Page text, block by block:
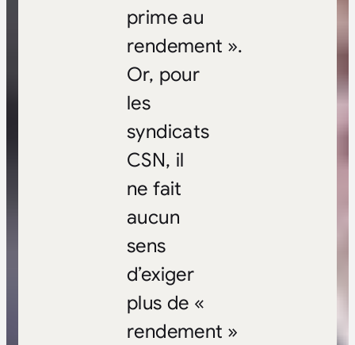
prime au
rendement ».
Or, pour
les
syndicats
CSN, il
ne fait
aucun
sens
d’exiger
plus de «
rendement »